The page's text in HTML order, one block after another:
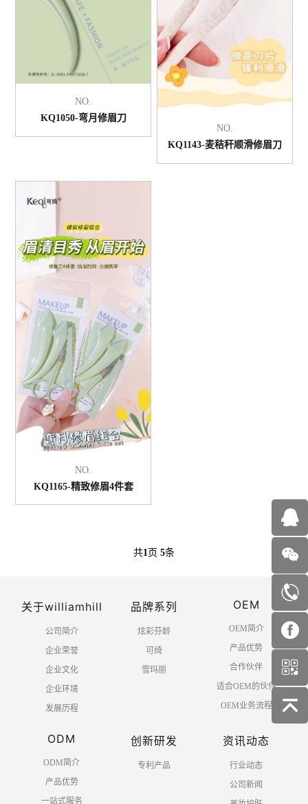
NO.
KQ1050-弯月修眉刀
NO.
KQ1143-麦秸秆顺滑修眉刀
NO.
KQ1165-精致修眉4件套
共1页 5条
关于williamhill
公司简介
企业荣誉
企业文化
企业环境
发展历程
品牌系列
炫彩芬龄
可绮
雪玛丽
OEM
OEM简介
产品优势
合作伙伴
适合OEM的伙伴
OEM业务流程
ODM
ODM简介
产品优势
一站式服务
创新研发
专利产品
资讯动态
行业动态
公司新闻